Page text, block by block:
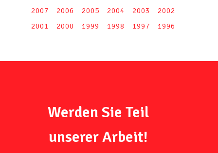
2007
2006 2005 2004 2003
2002
2001
2000 1999 1998 1997 1996
Werden Sie Teil
unserer Arbeit!